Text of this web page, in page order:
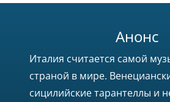
Анонс
Италия считается самой
страной в мире.
сицилийские тарантеллы и